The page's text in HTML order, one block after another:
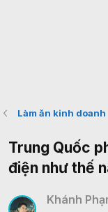
Làm ăn kinh doanh
Trung Quốc
điện như thế
Khánh